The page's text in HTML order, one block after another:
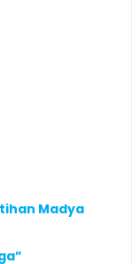
Madya